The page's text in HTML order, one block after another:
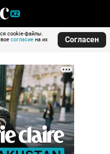
cookie-файлы.
согласие на их
Согласен